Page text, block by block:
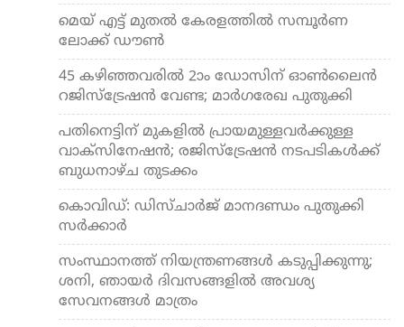
മെയ് എട്ട് മുതല്‍ കേരളത്തില്‍ സമ്പൂര്‍ണ
ലോക്ക് ഡൗണ്‍
45 കഴിഞ്ഞവരില്‍ 2ാം ഡോസിന് ഓണ്‍ലൈന്‍
റജിസ്‌ട്രേഷന്‍ വേണ്ട; മാര്‍ഗരേഖ പുതുക്കി
പതിനെട്ടിന് മുകളില്‍ പ്രായമുള്ളവര്‍ക്കുള്ള
വാക്സിനേഷന്‍; രജിസ്ട്രേഷന്‍ നടപടികള്‍ക്ക്
ബുധനാഴ്ച തുടക്കം
കൊവിഡ്: ഡിസ്ചാര്‍ജ് മാനദണ്ഡം പുതുക്കി
സര്‍ക്കാര്‍
സംസ്ഥാനത്ത് നിയന്ത്രണങ്ങള്‍ കടുപ്പിക്കുന്നു;
ശനി, ഞായര്‍ ദിവസങ്ങളില്‍ അവശ്യ
സേവനങ്ങള്‍ മാത്രം